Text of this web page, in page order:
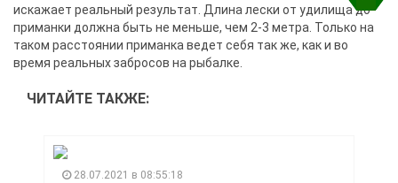
искажает реальный результат. Длина лески от удилища до
приманки должна быть не меньше, чем 2-3 метра. Только на
таком расстоянии приманка ведет себя так же, как и во
время реальных забросов на рыбалке.
ЧИТАЙТЕ ТАКЖЕ:
28.07.2021 в 08:55:18